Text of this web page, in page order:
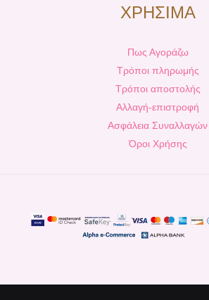
ΧΡΗΣΙΜΑ
Πως Αγοράζω
Τρόποι πληρωμής
Τρόποι αποστολής
Αλλαγή-επιστροφή
Ασφάλεια Συναλλαγών
Όροι Χρήσης